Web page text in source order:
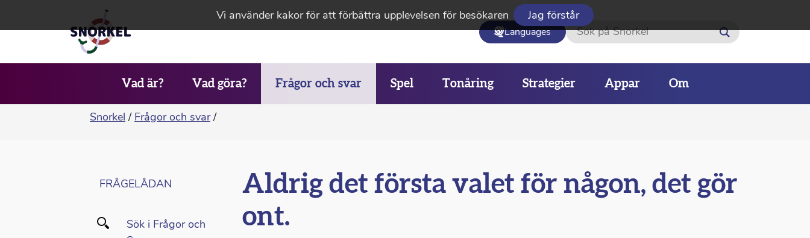
Vi använder kakor för att förbättra upplevelsen för besökaren Jag förstår
Languages Sök
Vad är? Vad göra? Frågor och svar Spel Tonåring Strategier Appar Om
Snorkel / Frågor och svar /
FRÅGELÅDAN
Sök i Frågor och
Aldrig det första valet för någon, det gör
ont.